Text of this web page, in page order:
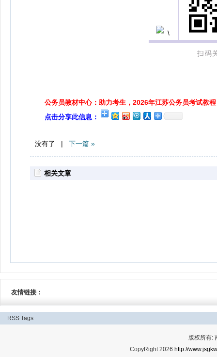
扫码
公务员教材中心：助力考生，2026年江苏公务员考试教程
点击分享此信息：
没有了 | 下一篇 »
相关文章
友情链接：
RSS Tags
版权所有:
CopyRight 2026 http://